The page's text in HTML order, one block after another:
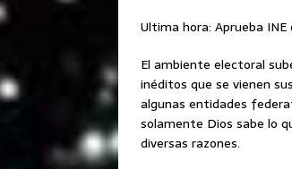
Ultima hora: Aprueba
El ambiente electoral
inéditos que se vienen
algunas entidades
solamente Dios sabe lo
diversas razones.